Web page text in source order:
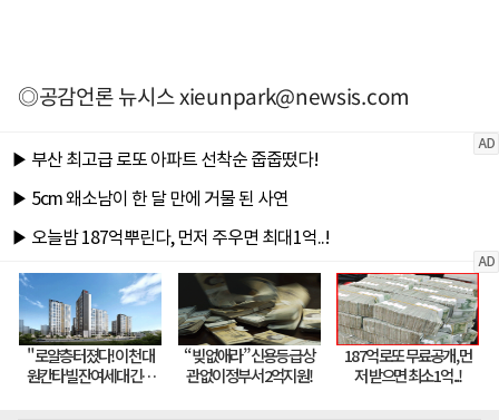
◎공감언론 뉴시스xieunpark@newsis.com